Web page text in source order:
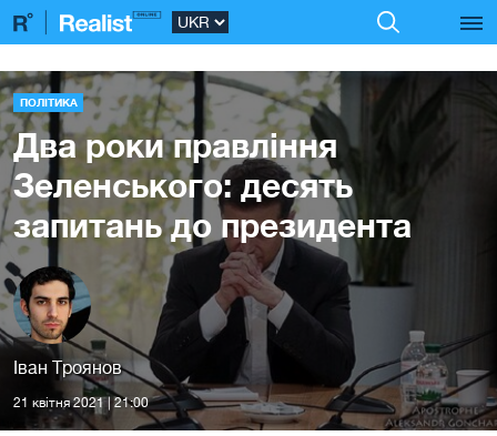
ПОЛІТИКА
Два роки правління
Зеленського: десять
запитань до президента
Іван Троянов
21 квiтня 2021 | 21:00